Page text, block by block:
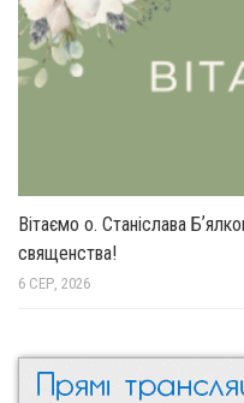
Вітаємо о. Станіслава
священства!
6 СЕР, 2026